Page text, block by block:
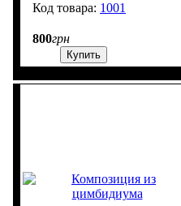
1001
800грн
Купить